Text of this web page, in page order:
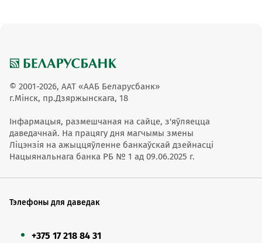
© 2001-2026, ААТ «ААБ Беларусбанк»
г.Мінск, пр.Дзяржынскага, 18
Інфармацыя, размешчаная на сайце, з'яўляецца
даведачнай. На працягу дня магчымы змены
Ліцэнзія на ажыццяўленне банкаўскай дзейнасці
Нацыянальнага банка РБ № 1 ад 09.06.2025 г.
Тэлефоны для даведак
+375 17 218 84 31